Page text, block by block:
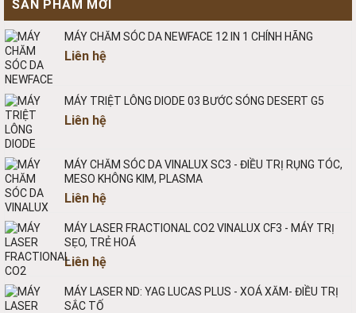
SẢN PHẨM MỚI
MÁY CHĂM SÓC DA NEWFACE 12 IN 1 CHÍNH HÃNG
Liên hệ
MÁY TRIỆT LÔNG DIODE 03 BƯỚC SÓNG DESERT G5
Liên hệ
MÁY CHĂM SÓC DA VINALUX SC3 - ĐIỀU TRỊ RỤNG TÓC,
MESO KHÔNG KIM, PLASMA
Liên hệ
MÁY LASER FRACTIONAL CO2 VINALUX CF3 - MÁY TRỊ
SẸO, TRẺ HOÁ
Liên hệ
MÁY LASER ND: YAG LUCAS PLUS - XOÁ XĂM- ĐIỀU TRỊ
SẮC TỐ